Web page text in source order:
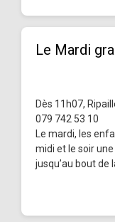
Le Mardi
Dès 11h07,
079 742 53 10
Le mardi, les
midi et le soir
jusqu’au bout de